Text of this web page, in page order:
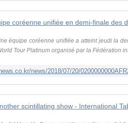
coréenne unifiée en demi-finale des
équipe coréenne unifiée a atteint jeudi la
Tour Platinum organisé par la Fédération
news/2018/07/20/
scintillating show - International